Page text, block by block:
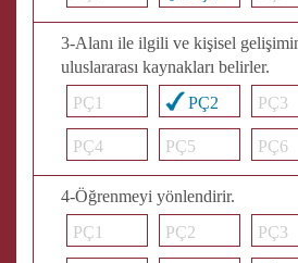
3-Alanı ile ilgili ve kişisel
uluslararası kaynakları belirler.
PÇ1
PÇ2 PÇ3
PÇ4 PÇ5 PÇ6
4-Öğrenmeyi yönlendirir.
PÇ1
PÇ2 PÇ3